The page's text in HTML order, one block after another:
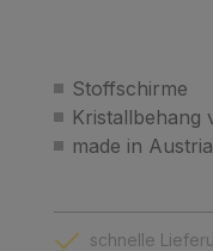
Stoffschirme
Kristallbehang
made in Austria
schnelle